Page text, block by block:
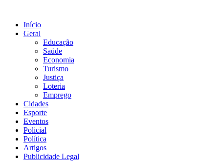
conteúdo
Início
Geral
Educação
Saúde
Economia
Turismo
Justiça
Loteria
Emprego
Cidades
Esporte
Eventos
Policial
Política
Artigos
Publicidade Legal